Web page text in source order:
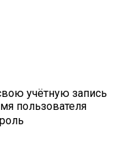
учётную запись
пользователя